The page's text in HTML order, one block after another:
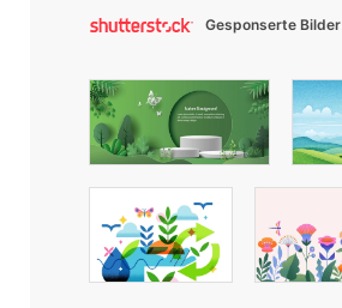
Gesponserte Bilder